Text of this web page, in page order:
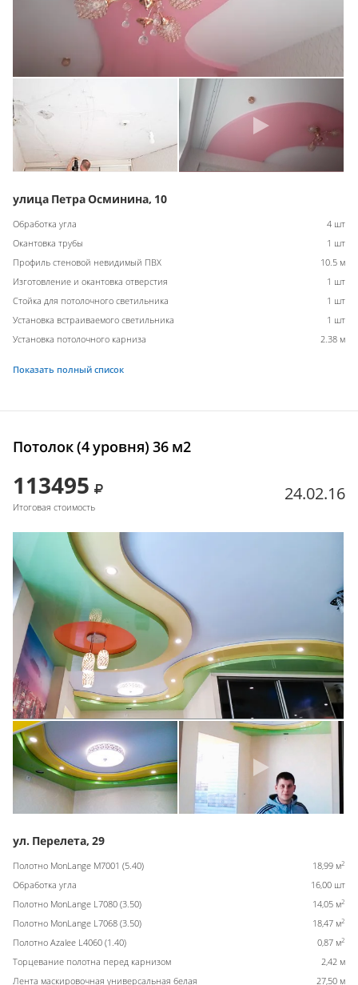
улица Петра Осминина, 10
Обработка угла
4 шт
Окантовка трубы
1 шт
Профиль стеновой невидимый ПВХ
10.5 м
Изготовление и окантовка отверстия
1 шт
Стойка для потолочного светильника
1 шт
Установка встраиваемого светильника
1 шт
Установка потолочного карниза
2.38 м
Показать полный список
Потолок (4 уровня) 36 м2
113495
Итоговая стоимость
24.02.16
ул. Перелета, 29
Полотно MonLange M7001 (5.40) 18,99 м2
Обработка угла
16,00 шт
Полотно MonLange L7080 (3.50)
14,05 м2
Полотно MonLange L7068 (3.50) 18,47 м2
Полотно Azalee L4060 (1.40) 0,87 м2
Торцевание полотна перед карнизом
2,42 м
Лента маскировочная универсальная белая
27,50 м